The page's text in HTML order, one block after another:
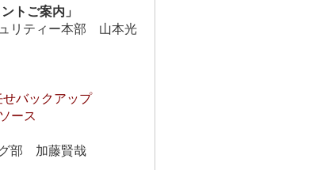
トご案内」
リティー本部 山本光
バックアップ
ース
部 加藤賢哉